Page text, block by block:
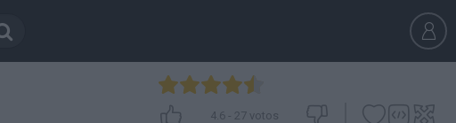
4.6- 27 votos